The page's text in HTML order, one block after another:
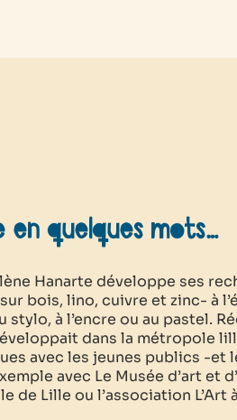
en quelques mots…
Hanarte développe ses
bois, lino, cuivre et zinc- à
stylo, à l’encre ou au pastel.
dans la métropole
avec les jeunes publics -et
avec Le Musée d’art et
de Lille ou l’association L’Art